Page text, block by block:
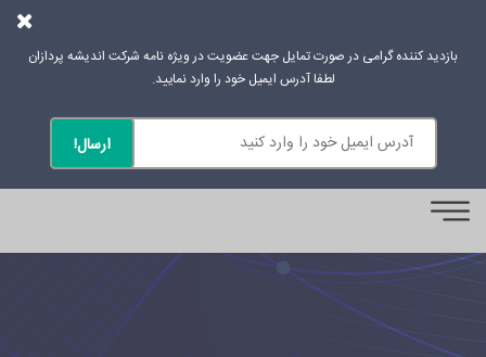
بازدید کننده گرامی در صورت تمایل جهت عضویت در ویژه نامه شرکت اندیشه پردازان
لطفا آدرس ایمیل خود را وارد نمایید.